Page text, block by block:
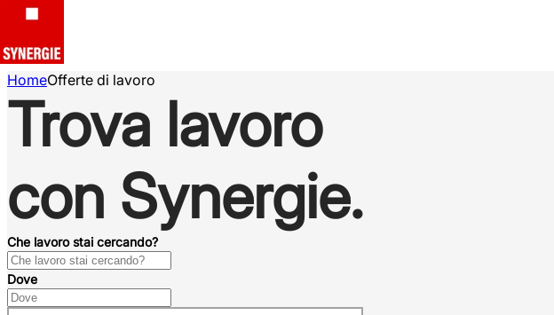
HomeOfferte di lavoro
Trova lavoro
con Synergie.
Che lavoro stai cercando?
Dove